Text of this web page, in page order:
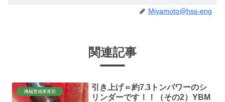
Miyamoto@hss-eng
関連記事
機械整備事業部
引き上げ＝約7.3トンパワーのシ
リンダーです！！（その2）YBM